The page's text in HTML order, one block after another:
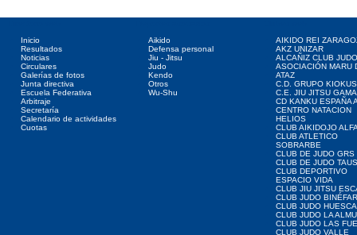
Inicio
Resultados
Noticias
Circulares
Galerías de fotos
Junta directiva
Escuela Federativa
Arbitraje
Secretaría
Calendario de actividades
Cuotas
Aikido
Defensa personal
Jiu - Jitsu
Judo
Kendo
Otros
Wu-Shu
AIKIDO REI
AKZ UNIZAR
ALCAÑIZ CLUB JUDO
ASOCIACIÓN MARU
ATAZ
C.D. GRUPO
C.E. JIU JITSU
CD KANKU ESPAÑA
CENTRO NATACION
HELIOS
CLUB AIKIDOJO
CLUB ATLETICO
SOBRARBE
CLUB DE JUDO GRS
CLUB DE JUDO
CLUB DEPORTIVO
ESPACIO VIDA
CLUB JIU JITSU
CLUB JUDO BINÉFAR
CLUB JUDO HUESCA
CLUB JUDO LA
CLUB JUDO LAS
CLUB JUDO VALLE